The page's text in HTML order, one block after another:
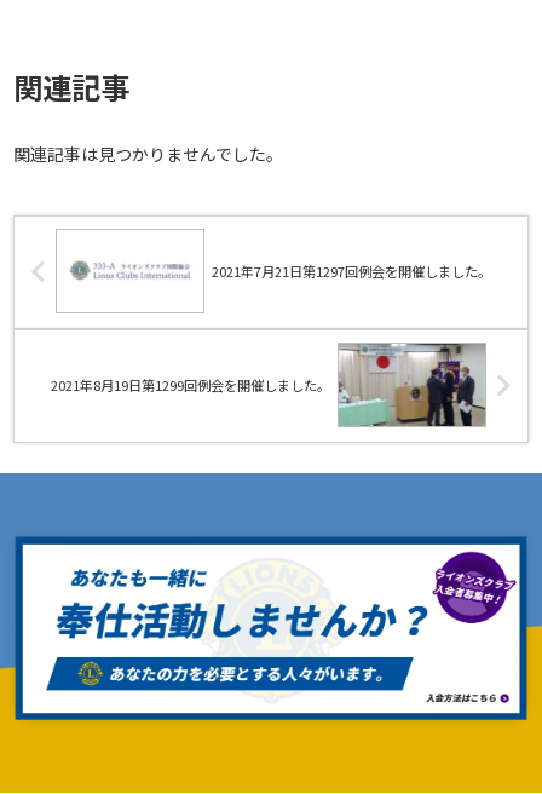
関連記事
関連記事は見つかりませんでした。
2021年7月21日第1297回例会を開催しました。
2021年8月19日第1299回例会を開催しました。